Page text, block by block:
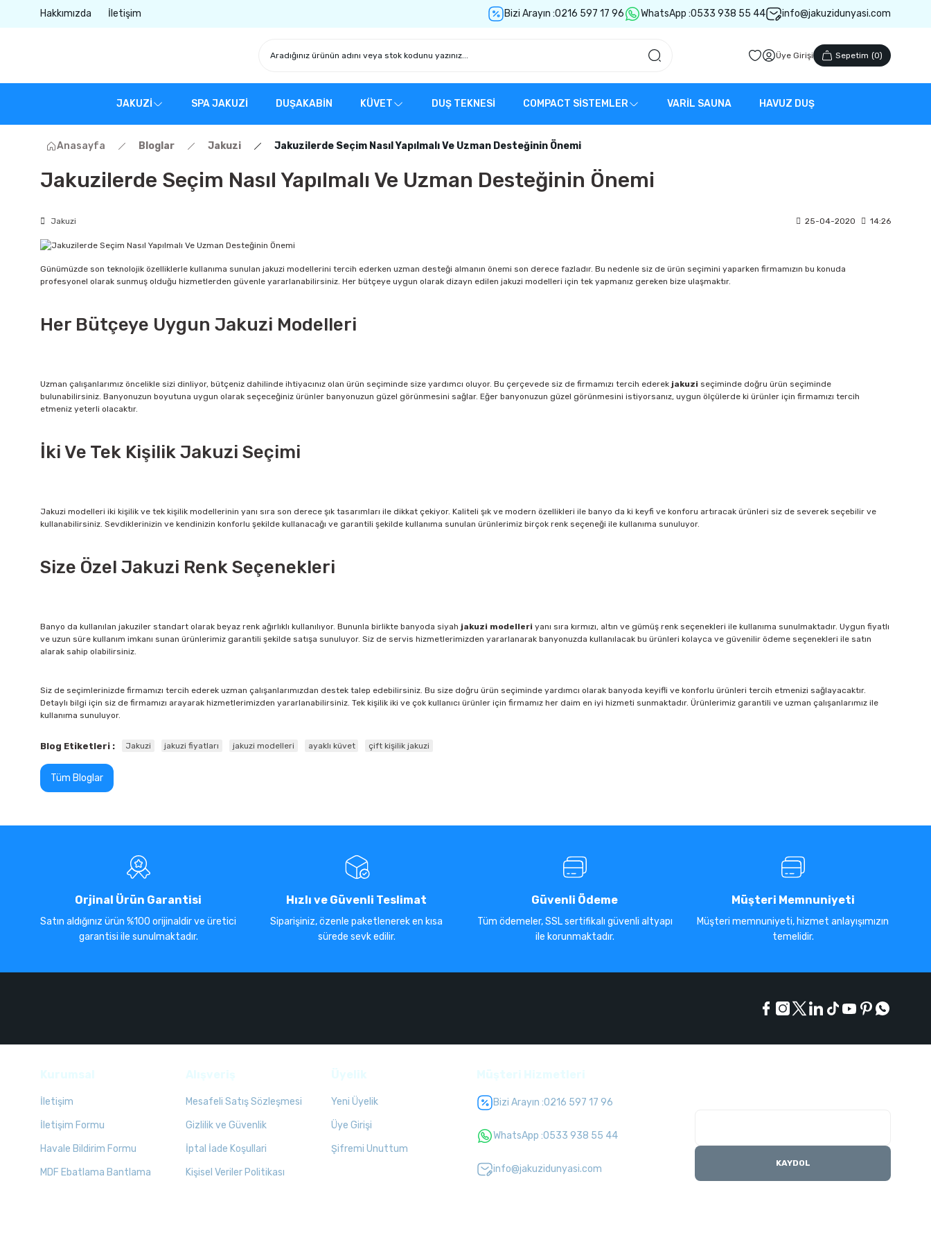
Hakkımızda İletişim Bizi Arayın :0216 597 17 96 WhatsApp :0533 938 55 44 info@jakuzidunyasi.com
Üye Girişi Sepetim (0)
JAKUZİ SPA JAKUZİ DUŞAKABİN KÜVET DUŞ TEKNESİ COMPACT SİSTEMLER VARİL SAUNA HAVUZ DUŞ
Anasayfa Bloglar Jakuzi Jakuzilerde Seçim Nasıl Yapılmalı Ve Uzman Desteğinin Önemi
Jakuzilerde Seçim Nasıl Yapılmalı Ve Uzman Desteğinin Önemi
Jakuzi 25-04-2020 14:26
Günümüzde son teknolojik özelliklerle kullanıma sunulan jakuzi modellerini tercih ederken uzman desteği almanın önemi son derece fazladır. Bu nedenle siz de ürün seçimini yaparken firmamızın bu konuda
profesyonel olarak sunmuş olduğu hizmetlerden güvenle yararlanabilirsiniz. Her bütçeye uygun olarak dizayn edilen jakuzi modelleri için tek yapmanız gereken bize ulaşmaktır.
Her Bütçeye Uygun Jakuzi Modelleri
Uzman çalışanlarımız öncelikle sizi dinliyor, bütçeniz dahilinde ihtiyacınız olan ürün seçiminde size yardımcı oluyor. Bu çerçevede siz de firmamızı tercih ederek jakuzi seçiminde doğru ürün seçiminde
bulunabilirsiniz. Banyonuzun boyutuna uygun olarak seçeceğiniz ürünler banyonuzun güzel görünmesini sağlar. Eğer banyonuzun güzel görünmesini istiyorsanız, uygun ölçülerde ki ürünler için firmamızı tercih
etmeniz yeterli olacaktır.
İki Ve Tek Kişilik Jakuzi Seçimi
Jakuzi modelleri iki kişilik ve tek kişilik modellerinin yanı sıra son derece şık tasarımları ile dikkat çekiyor. Kaliteli şık ve modern özellikleri ile banyo da ki keyfi ve konforu artıracak ürünleri siz de severek seçebilir ve
kullanabilirsiniz. Sevdiklerinizin ve kendinizin konforlu şekilde kullanacağı ve garantili şekilde kullanıma sunulan ürünlerimiz birçok renk seçeneği ile kullanıma sunuluyor.
Size Özel Jakuzi Renk Seçenekleri
Banyo da kullanılan jakuziler standart olarak beyaz renk ağırlıklı kullanılıyor. Bununla birlikte banyoda siyah jakuzi modelleri yanı sıra kırmızı, altın ve gümüş renk seçenekleri ile kullanıma sunulmaktadır. Uygun fiyatlı
ve uzun süre kullanım imkanı sunan ürünlerimiz garantili şekilde satışa sunuluyor. Siz de servis hizmetlerimizden yararlanarak banyonuzda kullanılacak bu ürünleri kolayca ve güvenilir ödeme seçenekleri ile satın
alarak sahip olabilirsiniz.
Siz de seçimlerinizde firmamızı tercih ederek uzman çalışanlarımızdan destek talep edebilirsiniz. Bu size doğru ürün seçiminde yardımcı olarak banyoda keyifli ve konforlu ürünleri tercih etmenizi sağlayacaktır.
Detaylı bilgi için siz de firmamızı arayarak hizmetlerimizden yararlanabilirsiniz. Tek kişilik iki ve çok kullanıcı ürünler için firmamız her daim en iyi hizmeti sunmaktadır. Ürünlerimiz garantili ve uzman çalışanlarımız ile
kullanıma sunuluyor.
Blog Etiketleri : Jakuzi jakuzi fiyatları jakuzi modelleri ayaklı küvet çift kişilik jakuzi
Tüm Bloglar
Orjinal Ürün Garantisi
Satın aldığınız ürün %100 orijinaldir ve üretici
garantisi ile sunulmaktadır.
Hızlı ve Güvenli Teslimat
Siparişiniz, özenle paketlenerek en kısa
sürede sevk edilir.
Güvenli Ödeme
Tüm ödemeler, SSL sertifikalı güvenli altyapı
ile korunmaktadır.
Müşteri Memnuniyeti
Müşteri memnuniyeti, hizmet anlayışımızın
temelidir.
İletişim
İletişim Formu
Havale Bildirim Formu
MDF Ebatlama Bantlama
Mesafeli Satış Sözleşmesi
Gizlilik ve Güvenlik
İptal İade Koşullari
Kişisel Veriler Politikası
Yeni Üyelik
Üye Girişi
Şifremi Unuttum
Bizi Arayın :0216 597 17 96
WhatsApp :0533 938 55 44
info@jakuzidunyasi.com KAYDOL